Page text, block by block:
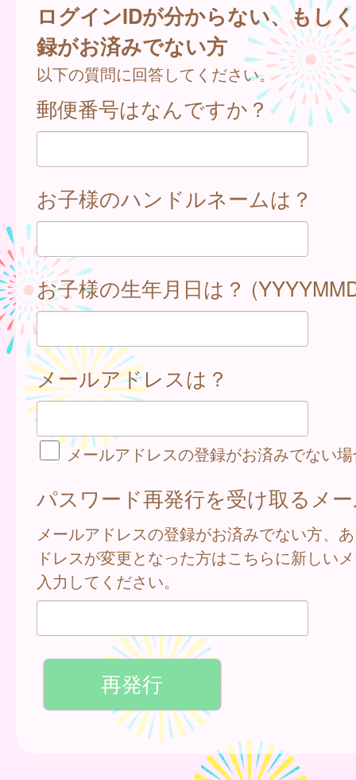
ログインIDが分からない、もし
録がお済みでない方
以下の質問に回答してください。
郵便番号はなんですか？
お子様のハンドルネームは？
お子様の生年月日は？
メールアドレスは？
メールアドレスの登録がお済みでない
パスワード再発行を受け取るメ
メールアドレスの登録がお済みでない方、
ドレスが変更となった方はこちらに新しい
入力してください。